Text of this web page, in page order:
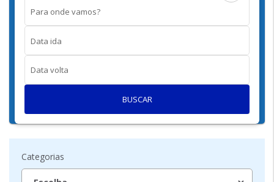
Para onde vamos?
Data ida
Data volta
BUSCAR
Categorias